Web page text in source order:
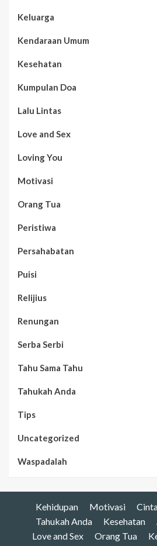
Keluarga
Kendaraan Umum
Kesehatan
Kumpulan Doa
Lalu Lintas
Love and Sex
Loving You
Motivasi
Orang Tua
Peristiwa
Persahabatan
Puisi
Relijius
Renungan
Serba Serbi
Tahu Sama Tahu
Tahukah Anda
Tips
Uncategorized
Waspadalah
Kehidupan Motivasi
Tahukah Anda
Kesehatan
Love and Sex
Orang Tua